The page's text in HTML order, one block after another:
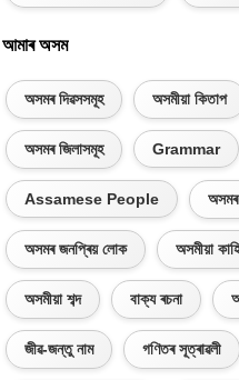
আমাৰ অসম
অসমৰ দিৱসসমূহ অসমীয়া কিতাপ
অসমৰ জিলাসমূহ Grammar
Assamese People অসমৰ
অসমৰ জনপ্ৰিয় লোক অসমীয়া
অসমীয়া শব্দ বাক্য ৰচনা
জীৱ-জন্তু নাম গণিতৰ সূত্ৰাৱলী